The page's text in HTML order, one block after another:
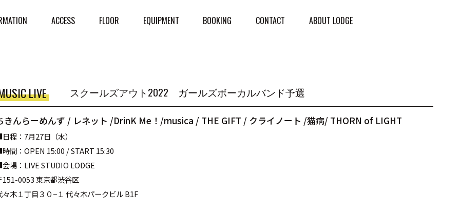
ACCESS FLOOR EQUIPMENT BOOKING CONTACT ABOUT LODGE
LIVE スクールズアウト2022 ガールズボーカルバンド予選
きんらーめんず / レネット /DrinK Me！/musica / THE GIFT / クライノート /猫病/ THORN of LIGHT
日程：7月27日（水）
間：OPEN 15:00 / START 15:30
会場： LIVE STUDIO LODGE
151-0053東京都渋谷区
々木１丁目３０−１ 代々木パークビルB1F